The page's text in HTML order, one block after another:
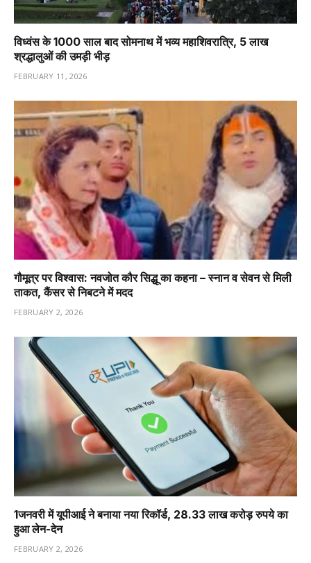
विध्वंस के 1000 साल बाद सोमनाथ में भव्य महाशिवरात्रि, 5 लाख
श्रद्धालुओं की उमड़ी भीड़
FEBRUARY 11, 2026
गौमूत्र पर विश्वास: नवजोत कौर सिद्धू का कहना – स्नान व सेवन से मिली
ताकत, कैंसर से निबटने में मदद
FEBRUARY 2, 2026
1️जनवरी में यूपीआई ने बनाया नया रिकॉर्ड, 28.33 लाख करोड़ रुपये का
हुआ लेन-देन
FEBRUARY 2, 2026